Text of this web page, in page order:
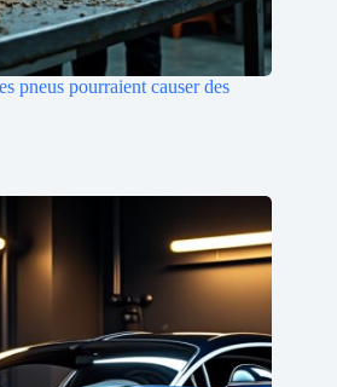
pneus pourraient causer des